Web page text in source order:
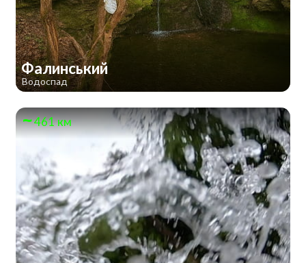
Фалинський
Водоспад
461 км